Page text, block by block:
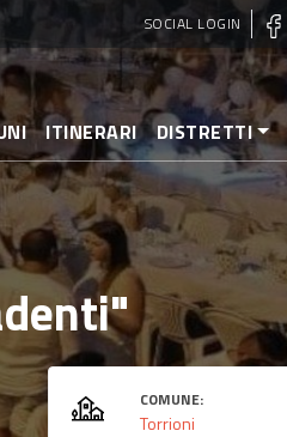
SOCIAL LOGIN
ITINERARI DISTRETTI
COMUNE:
Torrioni